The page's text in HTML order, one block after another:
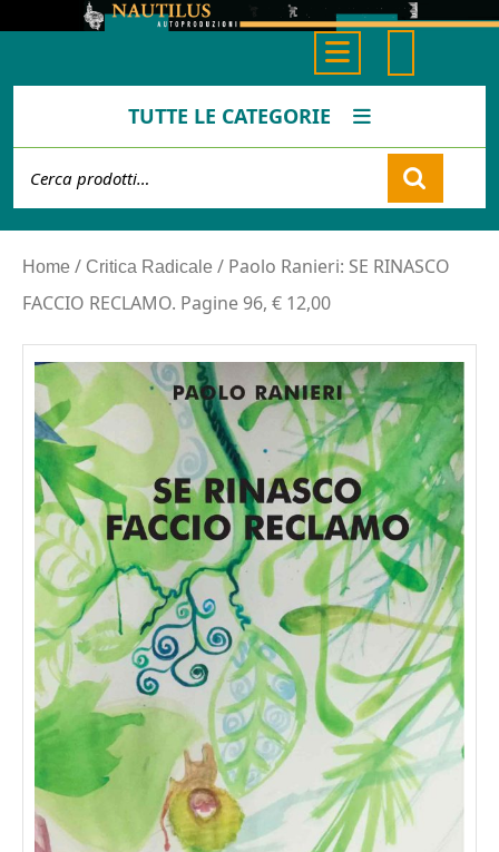
Button
TUTTE LE CATEGORIE
Cart
Home / Critica Radicale / Paolo Ranieri: SE RINASCO
FACCIO RECLAMO. Pagine 96, € 12,00